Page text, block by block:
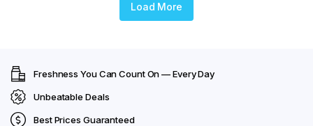
Load More
Freshness You Can Count On — Every Day
Unbeatable Deals
Best Prices Guaranteed